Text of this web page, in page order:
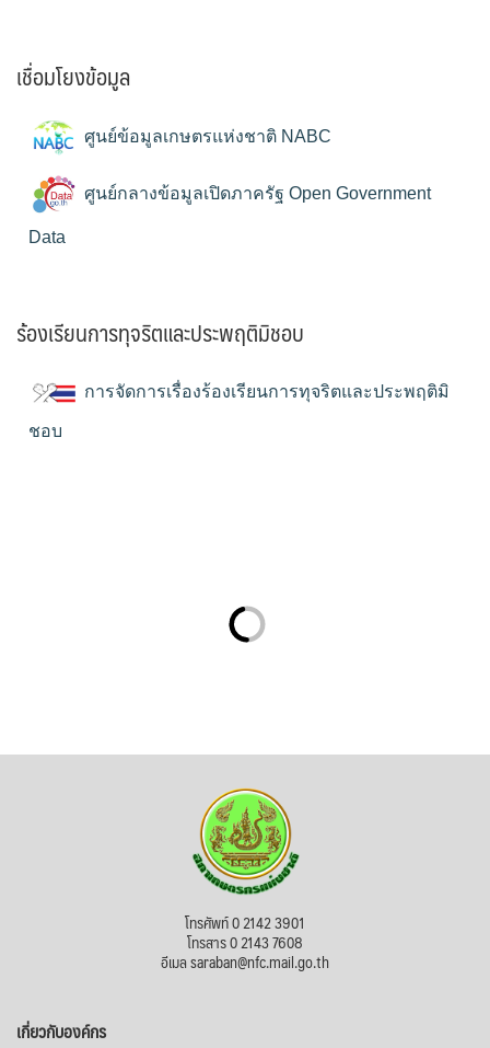
เชื่อมโยงข้อมูล
ศูนย์ข้อมูลเกษตรแห่งชาติ NABC
ศูนย์กลางข้อมูลเปิดภาครัฐ Open Government
Data
ร้องเรียนการทุจริตและประพฤติมิชอบ
การจัดการเรื่องร้องเรียนการทุจริตและประพฤติมิ
ชอบ
โทรศัพท์ 0 2142 3901
โทรสาร 0 2143 7608
อีเมล saraban@nfc.mail.go.th
เกี่ยวกับองค์กร